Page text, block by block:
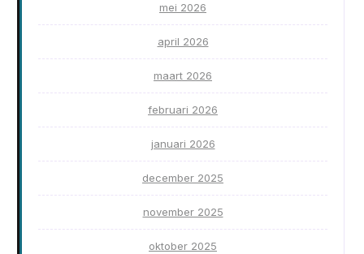
mei 2026
april 2026
maart 2026
februari 2026
januari 2026
december 2025
november 2025
oktober 2025